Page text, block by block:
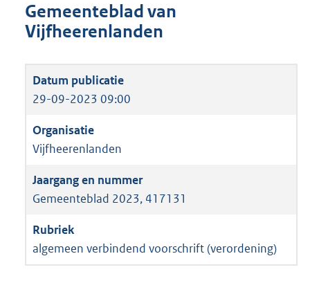
Gemeenteblad van
Vijfheerenlanden
29-09-2023 09:00
Vijfheerenlanden
Gemeenteblad 2023, 417131
algemeen verbindend voorschrift (verordening)